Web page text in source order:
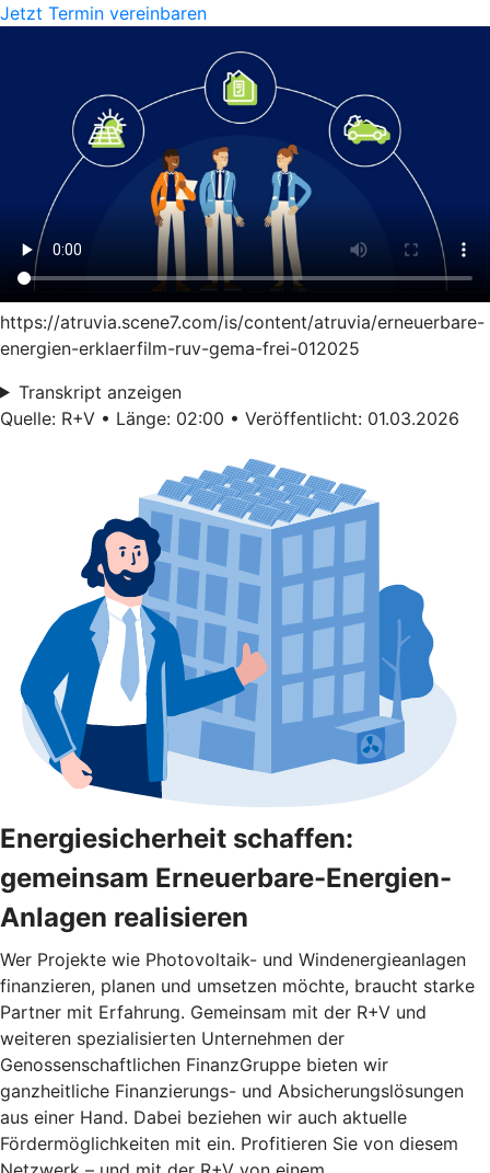
Jetzt Termin vereinbaren
https://atruvia.scene7.com/is/content/atruvia/erneuerbare-
energien-erklaerfilm-ruv-gema-frei-012025
Transkript anzeigen
Quelle: R+V • Länge: 02:00 • Veröffentlicht: 01.03.2026
Energiesicherheit schaffen:
gemeinsam Erneuerbare-Energien-
Anlagen realisieren
Wer Projekte wie Photovoltaik- und Windenergieanlagen
finanzieren, planen und umsetzen möchte, braucht starke
Partner mit Erfahrung. Gemeinsam mit der R+V und
weiteren spezialisierten Unternehmen der
Genossenschaftlichen FinanzGruppe bieten wir
ganzheitliche Finanzierungs- und Absicherungslösungen
aus einer Hand. Dabei beziehen wir auch aktuelle
Fördermöglichkeiten mit ein. Profitieren Sie von diesem